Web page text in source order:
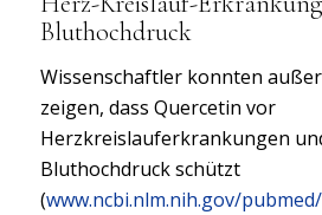
Bluthochdruck
Wissenschaftler konnten
zeigen, dass Quercetin vor
Herzkreislauferkrankungen
Bluthochdruck schützt
(www.ncbi.nlm.nih.gov/